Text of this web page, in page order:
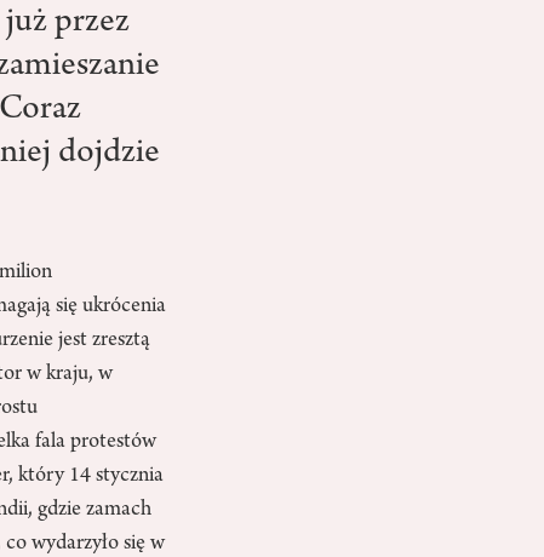
przez
dojdzie
się ukrócenia
jest zresztą
w kraju, w
fala protestów
który 14 stycznia
gdzie zamach
wydarzyło się w